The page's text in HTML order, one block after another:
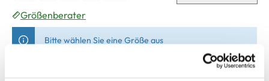
Größenberater
Bitte wählen Sie eine Größe aus